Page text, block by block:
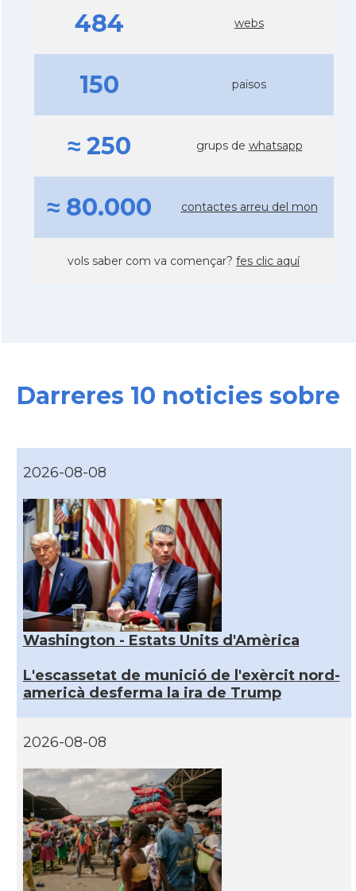
484 webs
150 països
≈ 250 grups de whatsapp
≈ 80.000 contactes arreu del mon
vols saber com va començar? fes clic aquí
Darreres 10 noticies sobre
2026-08-08
Washington - Estats Units d'Amèrica
L'escassetat de munició de l'exèrcit nord-
americà desferma la ira de Trump
2026-08-08